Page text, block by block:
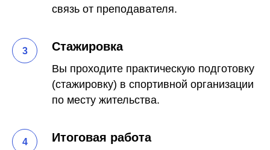
связь от преподавателя.
Стажировка
Вы проходите практическую подготовку
(стажировку) в спортивной организации
по месту жительства.
Итоговая работа